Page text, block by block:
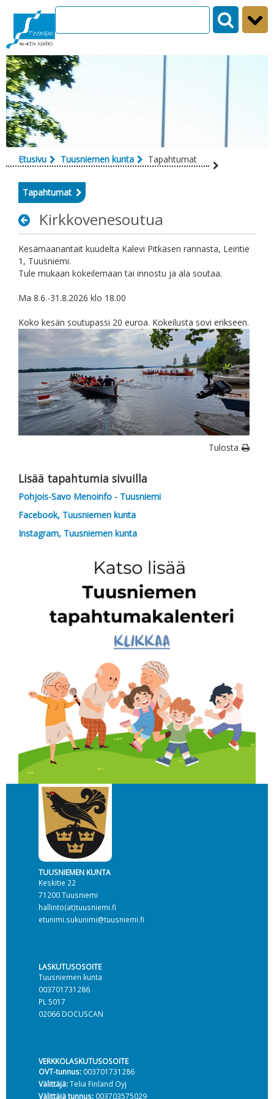
Siirry sisältöön
Etusivu Tuusniemen kunta Tapahtumat
Tapahtumat
Kirkkovenesoutua
Kesämaanantait kuudelta Kalevi Pitkäsen rannasta, Leiritie
1, Tuusniemi.
Tule mukaan kokeilemaan tai innostu ja ala soutaa.
Ma 8.6.-31.8.2026 klo 18.00
Koko kesän soutupassi 20 euroa. Kokeilusta sovi erikseen.
Tulosta
Lisää tapahtumia sivuilla
Pohjois-Savo Menoinfo - Tuusniemi
Facebook, Tuusniemen kunta
Instagram, Tuusniemen kunta
TUUSNIEMEN KUNTA
Keskitie 22
71200 Tuusniemi
hallinto(at)tuusniemi.fi
etunimi.sukunimi@tuusniemi.fi
LASKUTUSOSOITE
Tuusniemen kunta
003701731286
PL 5017
02066 DOCUSCAN
VERKKOLASKUTUSOSOITE
OVT-tunnus:003701731286
Välittäjä:Telia Finland Oyj
Välittäjä tunnus:003703575029